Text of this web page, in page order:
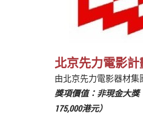
北京先力電影計
由北京先力電影器材集
獎項價值：非現金大獎
175,000港元）